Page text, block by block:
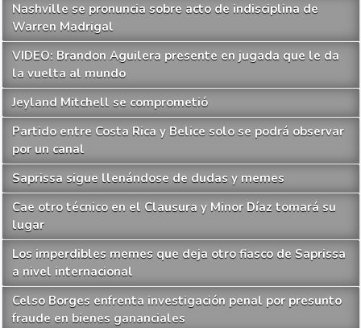
Nashville se pronuncia sobre acto de indisciplina de
Warren Madrigal
VIDEO: Brandon Aguilera presente en jugada que le da
la vuelta al mundo
Jeyland Mitchell se comprometió
Partido entre Costa Rica y Belice solo se podrá observar
por un canal
Saprissa sigue llenándose de dudas y memes
Cae otro técnico en el Clausura y Minor Díaz tomará su
lugar
Los imperdibles memes que deja otro fiasco de Saprissa
a nivel internacional
Celso Borges enfrenta investigación penal por presunto
fraude en bienes gananciales